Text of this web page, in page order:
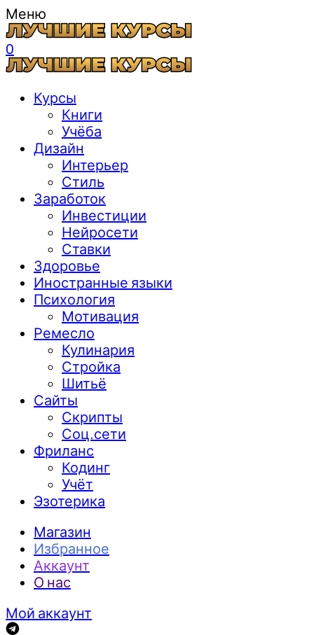
Меню
0
Курсы
Книги
Учёба
Дизайн
Интерьер
Стиль
Заработок
Инвестиции
Нейросети
Ставки
Здоровье
Иностранные языки
Психология
Мотивация
Ремесло
Кулинария
Стройка
Шитьё
Сайты
Скрипты
Соц.сети
Фриланс
Кодинг
Учёт
Эзотерика
Магазин
Избранное
Аккаунт
О нас
Мой аккаунт